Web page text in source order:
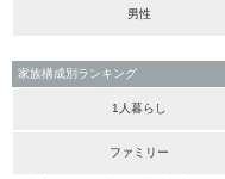
男性
家族構成別ランキング
1人暮らし
ファミリー